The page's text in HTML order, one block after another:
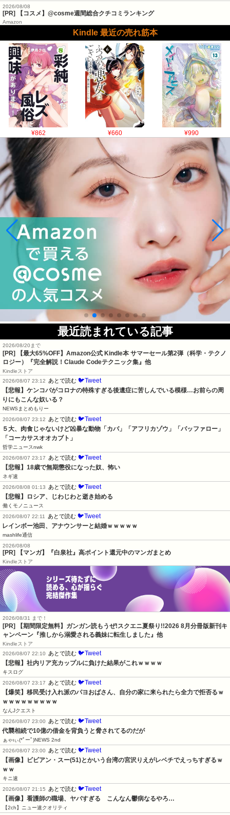
2026/08/08
[PR] 【コスメ】@cosme週間総合クチコミランキング
Amazon
Kindle 最近の売れ筋本
¥862 ¥660 ¥990
最近読まれている記事
2026/08/20まで
[PR]
【最大65%OFF】Amazon公式 Kindle本 サマーセール第2弾（科学・テクノ
ロジー）『完全解説！Claude Codeテクニック集』他
Kindleストア
2026/08/07 23:12
あとで読む 🐦Tweet
【悲報】ケンコバがコロナの特殊すぎる後遺症に苦しんでいる模様…お前らの周
りにもこんな奴いる？
NEWSまとめもりー
2026/08/07 23:12
あとで読む 🐦Tweet
５大、肉食じゃないけど凶暴な動物「カバ」「アフリカゾウ」「バッファロー」
「コーカサスオオカブト」
哲学ニュースnwk
2026/08/07 23:17
あとで読む 🐦Tweet
【悲報】18歳で無期懲役になった奴、怖い
ネギ速
2026/08/08 01:13
あとで読む 🐦Tweet
【悲報】ロシア、じわじわと逝き始める
働くモノニュース
2026/08/07 22:11
あとで読む 🐦Tweet
レインボー池田、アナウンサーと結婚ｗｗｗｗｗ
mashlife通信
2026/08/08
[PR] 【マンガ】『白泉社』高ポイント還元中のマンガまとめ
Kindleストア
2026/08/31 まで！
[PR] 【期間限定無料】ガンガン読もうぜ!スクエニ夏祭り!!2026 8月分冊版新刊キ
ャンペーン『推しから溺愛される義妹に転生しました』他
Kindleストア
2026/08/07 22:10
あとで読む 🐦Tweet
【悲報】社内リア充カップルに負けた結果がこれｗｗｗｗ
キスログ
2026/08/07 23:17
あとで読む 🐦Tweet
【爆笑】移民受け入れ派のパヨおばさん、自分の家に来られたら全力で拒否るｗ
ｗｗｗｗｗｗｗｗｗ
なんJクエスト
2026/08/07 23:00
あとで読む 🐦Tweet
代襲相続で10億の借金を背負うと脅されてるのだが
ぁゃιぃ(*ﾟーﾟ)NEWS 2nd
2026/08/07 23:00
あとで読む 🐦Tweet
【画像】ビビアン・スー(51)とかいう台湾の宮沢りえがレベチでえっちすぎるｗ
ｗｗ
キニ速
2026/08/07 21:15
あとで読む 🐦Tweet
【画像】看護師の職場、ヤバすぎる　こんなん鬱病なるやろ…
【2ch】ニュー速クオリティ